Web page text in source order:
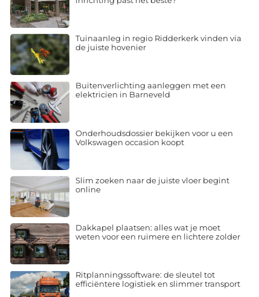
Tuinaanleg in regio Ridderkerk vinden via
de juiste hovenier
Buitenverlichting aanleggen met een
elektricien in Barneveld
Onderhoudsdossier bekijken voor u een
Volkswagen occasion koopt
Slim zoeken naar de juiste vloer begint
online
Dakkapel plaatsen: alles wat je moet
weten voor een ruimere en lichtere zolder
Ritplanningssoftware: de sleutel tot
efficiëntere logistiek en slimmer transport